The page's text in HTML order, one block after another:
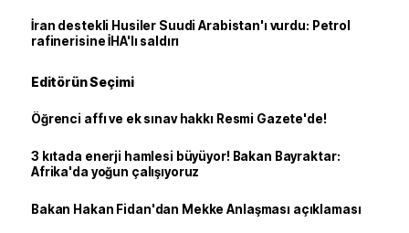
İran destekli Husiler Suudi Arabistan'ı vurdu: Petrol
rafinerisine İHA'lı saldırı
Editörün Seçimi
Öğrenci affı ve ek sınav hakkı Resmi Gazete'de!
3 kıtada enerji hamlesi büyüyor! Bakan Bayraktar:
Afrika'da yoğun çalışıyoruz
Bakan Hakan Fidan'dan Mekke Anlaşması açıklaması